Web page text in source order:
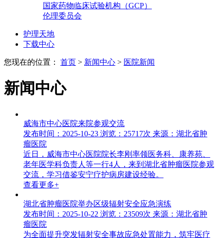
国家药物临床试验机构（GCP）
伦理委员会
护理天地
下载中心
您现在的位置： 首页 > 新闻中心 > 医院新闻
新闻中心
威海市中心医院来院参观交流
发布时间：2025-10-23 浏览：25717次 来源：湖北省肿
瘤医院
近日，威海市中心医院院长李刚率领医务科、康养苑、
老年医学科负责人等一行4人，来到湖北省肿瘤医院参观
交流，学习借鉴安宁疗护病房建设经验。
查看更多+
湖北省肿瘤医院举办区级辐射安全应急演练
发布时间：2025-10-22 浏览：23509次 来源：湖北省肿
瘤医院
为全面提升突发辐射安全事故应急处置能力，筑牢医疗